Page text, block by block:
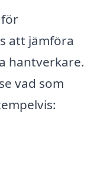
att jämföra
hantverkare.
vad som